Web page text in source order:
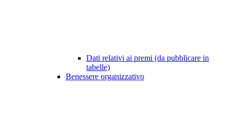
Dati relativi ai premi (da pubblicare in
tabelle)
Benessere organizzativo